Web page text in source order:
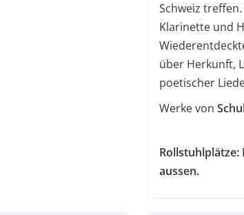
Schweiz
Klarinette und
über Herkunft,
poetischer
Werke von
Rollstuhlplätze:
aussen.